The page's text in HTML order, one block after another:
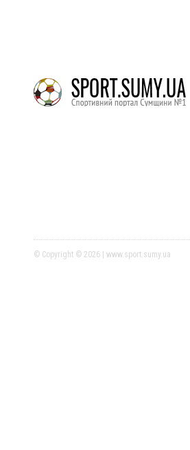
© Copyright © 2026 | www.sport.sumy.ua